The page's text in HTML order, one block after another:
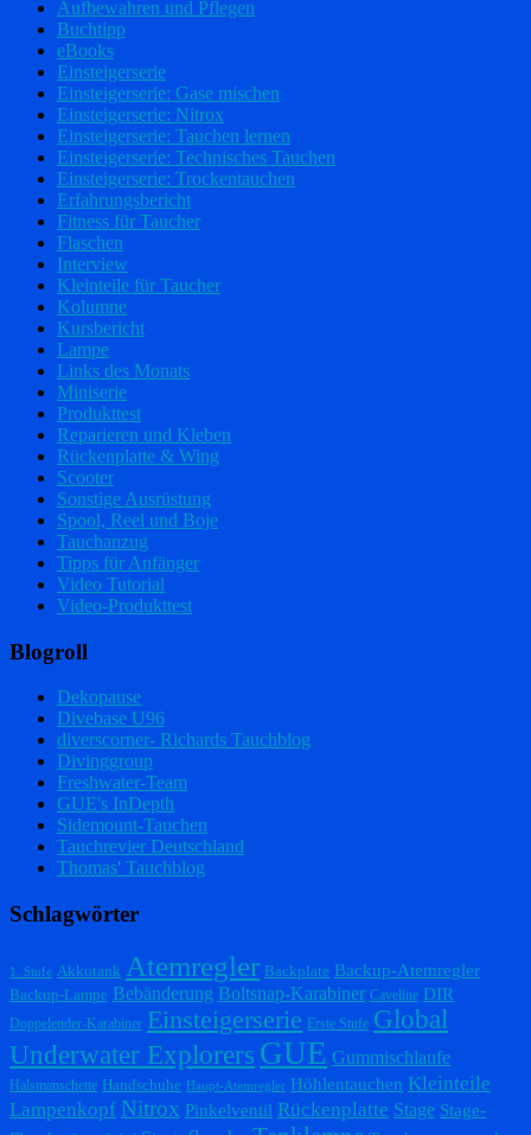
Aufbewahren und Pflegen
Buchtipp
eBooks
Einsteigerserie
Einsteigerserie: Gase mischen
Einsteigerserie: Nitrox
Einsteigerserie: Tauchen lernen
Einsteigerserie: Technisches Tauchen
Einsteigerserie: Trockentauchen
Erfahrungsbericht
Fitness für Taucher
Flaschen
Interview
Kleinteile für Taucher
Kolumne
Kursbericht
Lampe
Links des Monats
Miniserie
Produkttest
Reparieren und Kleben
Rückenplatte & Wing
Scooter
Sonstige Ausrüstung
Spool, Reel und Boje
Tauchanzug
Tipps für Anfänger
Video Tutorial
Video-Produkttest
Blogroll
Dekopause
Divebase U96
diverscorner- Richards Tauchblog
Divinggroup
Freshwater-Team
GUE's InDepth
Sidemount-Tauchen
Tauchrevier Deutschland
Thomas' Tauchblog
Schlagwörter
1. Stufe Akkutank Atemregler Backplate Backup-Atemregler
Backup-Lampe Bebänderung Boltsnap-Karabiner Caveline DIR
Doppelender-Karabiner Einsteigerserie Erste Stufe Global
Underwater Explorers GUE Gummischlaufe
Halsmanschette Handschuhe Haupt-Atemregler Höhlentauchen Kleinteile
Lampenkopf Nitrox Pinkelventil Rückenplatte Stage Stage-